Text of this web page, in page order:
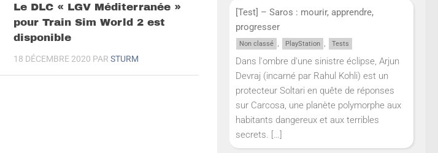
Le DLC « LGV Méditerranée »
pour Train Sim World 2 est
disponible
18 DÉCEMBRE 2020 PARSTURM
[Test] – Saros : mourir, apprendre,
progresser
Non classé , PlayStation , Tests
Dans l'ombre d'une sinistre éclipse, Arjun
Devraj (incarné par Rahul Kohli) est un
protecteur Soltari en quête de réponses
sur Carcosa, une planète polymorphe aux
habitants dangereux et aux terribles
secrets. […]